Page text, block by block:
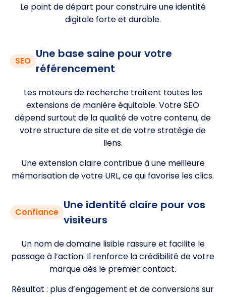
Le point de départ pour construire une identité
digitale forte et durable.
SEO
Une base saine pour votre
référencement
Les moteurs de recherche traitent toutes les
extensions de manière équitable. Votre SEO
dépend surtout de la qualité de votre contenu, de
votre structure de site et de votre stratégie de
liens.
Une extension claire contribue à une meilleure
mémorisation de votre URL, ce qui favorise les clics.
Confiance
Une identité claire pour vos
visiteurs
Un nom de domaine lisible rassure et facilite le
passage à l’action. Il renforce la crédibilité de votre
marque dès le premier contact.
Résultat : plus d’engagement et de conversions sur